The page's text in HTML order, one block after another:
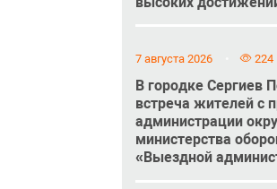
7 августа 2026 224
В городке Сергиев
встреча жителей с
администрации
министерства
«Выездной